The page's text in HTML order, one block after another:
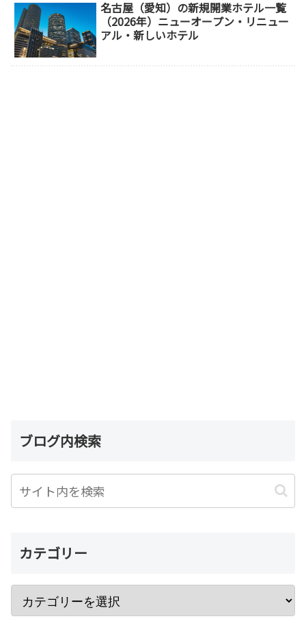
名古屋（愛知）の新規開業ホテル一覧
（2026年）ニューオープン・リニュー
アル・新しいホテル
ブログ内検索
カテゴリー